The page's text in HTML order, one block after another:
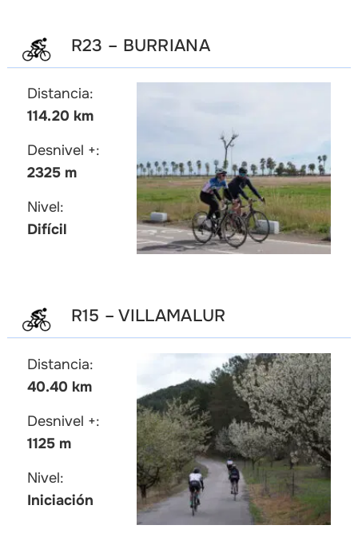
R23 – BURRIANA
Distancia:
114.20 km
Desnivel +:
2325 m
Nivel:
Difícil
R15 – VILLAMALUR
Distancia:
40.40 km
Desnivel +:
1125 m
Nivel:
Iniciación